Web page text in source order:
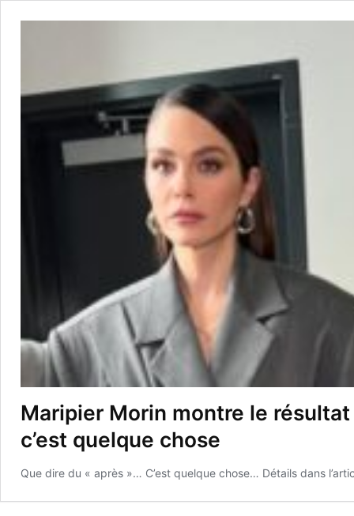
Maripier Morin montre le
c’est quelque chose
Que dire du « après »… C’est quelque chose… Détails dans